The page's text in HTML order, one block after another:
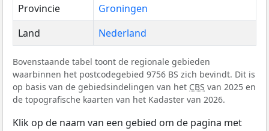
Provincie
Groningen
Land
Nederland
Bovenstaande tabel toont de regionale gebieden
waarbinnen het postcodegebied 9756 BS zich bevindt. Dit is
op basis van de gebiedsindelingen van het CBS van 2025 en
de topografische kaarten van het Kadaster van 2026.
Klik op de naam van een gebied om de pagina met